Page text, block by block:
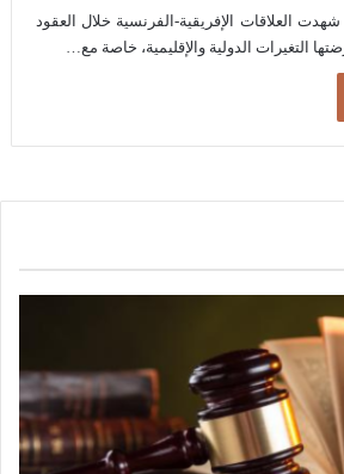
العلاقات الإفريقية-الفرنسية خلال العقود
التغيرات الدولية والإقليمية، خاصة مع…